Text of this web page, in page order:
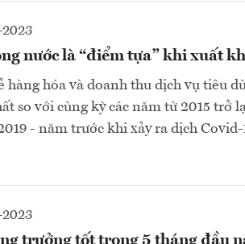
nước là “điểm tựa” khi xuất
hàng hóa và doanh thu dịch vụ tiêu
so với cùng kỳ các năm từ 2015 trở
- năm trước khi xảy ra dịch
trưởng tốt trong 5 tháng đầu